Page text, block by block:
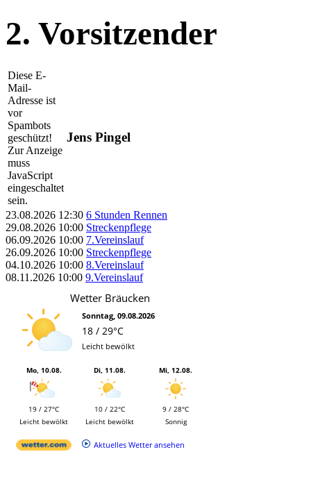
2. Vorsitzender
Diese E-
Mail-
Adresse ist
vor
Spambots
geschützt!
Zur Anzeige
muss
JavaScript
eingeschaltet
sein.
Jens Pingel
23.08.2026 12:30 6 Stunden Rennen
29.08.2026 10:00 Streckenpflege
06.09.2026 10:00 7.Vereinslauf
26.09.2026 10:00 Streckenpflege
04.10.2026 10:00 8.Vereinslauf
08.11.2026 10:00 9.Vereinslauf
Wetter Bräucken
Sonntag, 09.08.2026
18 / 29°C
Leicht bewölkt
Mo, 10.08.
19 / 27°C
Leicht bewölkt
Di, 11.08.
10 / 22°C
Leicht bewölkt
Mi, 12.08.
9 / 28°C
Sonnig
Aktuelles Wetter ansehen